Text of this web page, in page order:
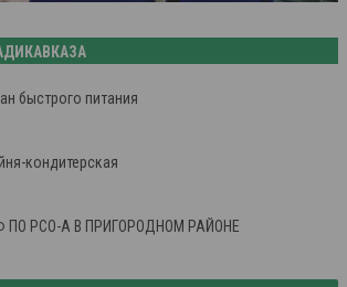
быстрого питания
кондитерская
ПО РСО-А В ПРИГОРОДНОМ РАЙОНЕ